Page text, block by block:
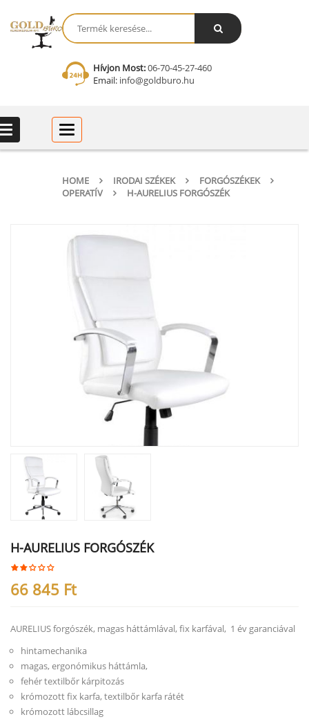
Hívjon Most:06-70-45-27-460
Email:info@goldburo.hu
Categories
Categories
HOME IRODAI SZÉKEK
FORGÓSZÉKEK
OPERATÍV
H-AURELIUS FORGÓSZÉK
H-AURELIUS FORGÓSZÉK
66 845 Ft
AURELIUS forgószék, magas háttámlával, fix karfával, 1 év garanciával
hintamechanika
magas, ergonómikus háttámla,
fehér textilbőr kárpitozás
krómozott fix karfa, textilbőr karfa rátét
krómozott lábcsillag